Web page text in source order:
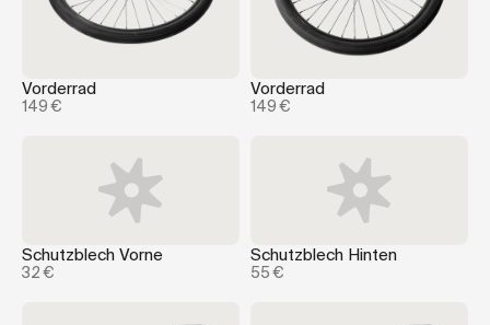
Vorderrad
149 €
Vorderrad
149 €
Schutzblech Vorne
32 €
Schutzblech Hinten
55 €